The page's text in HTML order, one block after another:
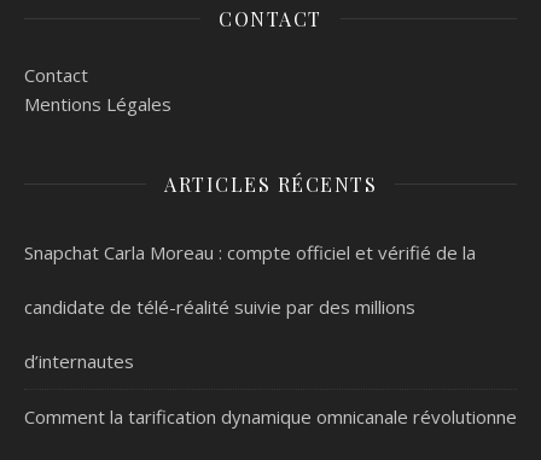
CONTACT
Contact
Mentions Légales
ARTICLES RÉCENTS
Snapchat Carla Moreau : compte officiel et vérifié de la
candidate de télé-réalité suivie par des millions
d’internautes
Comment la tarification dynamique omnicanale révolutionne